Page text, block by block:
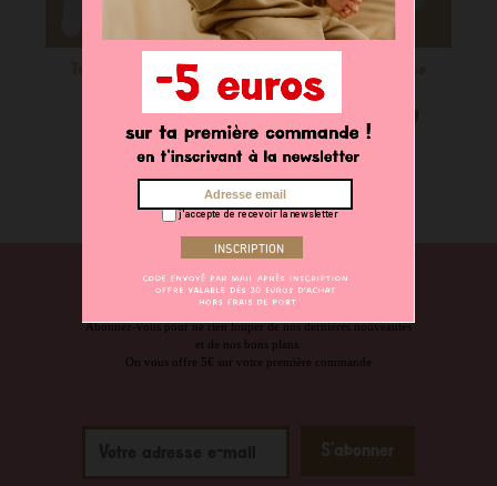
Tenue de naissance
39,90 €
NEWSLETTER
Abonnez-vous pour ne rien louper de nos dernières nouveautés
et de nos bons plans.
On vous offre 5€ sur votre première commande
j'accepte de recevoir la newsletter